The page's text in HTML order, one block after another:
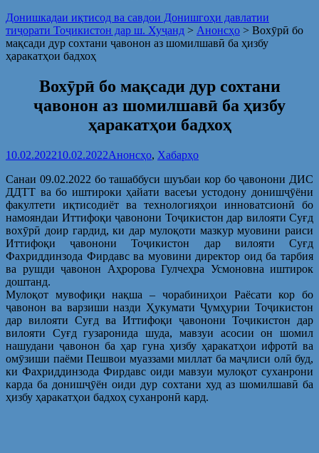
Донишкадаи иқтисод ва савдои Донишгоҳи давлатии
тиҷорати Тоҷикистон дар ш. Хуҷанд > Анонсҳо > Вохӯрӣ бо
мақсади дур сохтани ҷавонон аз шомилшавӣ ба ҳизбу
ҳаракатҳои бадхоҳ
Вохӯрӣ бо мақсади дур сохтани
ҷавонон аз шомилшавӣ ба ҳизбу
ҳаракатҳои бадхоҳ
10.02.202210.02.2022Анонсҳо, Хабарҳо
Санаи 09.02.2022 бо ташаббуси шуъбаи кор бо ҷавонони ДИС
ДДТТ ва бо иштироки ҳайати васеъи устодону донишҷӯёни
факултети иқтисодиёт ва технологияҳои инноватсионӣ бо
намояндаи Иттифоқи ҷавонони Тоҷикистон дар вилояти Суғд
вохӯрӣ доир гардид, ки дар мулоқоти мазкур муовини раиси
Иттифоқи ҷавонони Тоҷикистон дар вилояти Суғд
Фахриддинзода Фирдавс ва муовини директор оид ба тарбия
ва рушди ҷавонон Аҳророва Гулчеҳра Усмоновна иштирок
доштанд.
Мулоқот мувофиқи нақша – чорабиниҳои Раёсати кор бо
ҷавонон ва варзиши назди Ҳукумати Ҷумҳурии Тоҷикистон
дар вилояти Суғд ва Иттифоқи ҷавонони Тоҷикистон дар
вилояти Суғд гузаронида шуда, мавзуи асосии он шомил
нашудани ҷавонон ба ҳар гуна ҳизбу ҳаракатҳои ифротӣ ва
омӯзиши паёми Пешвои муаззами миллат ба маҷлиси олӣ буд,
ки Фахриддинзода Фирдавс оиди мавзуи мулоқот суханрони
карда ба донишҷӯён оиди дур сохтани худ аз шомилшавӣ ба
ҳизбу ҳаракатҳои бадхоҳ суханронӣ кард.